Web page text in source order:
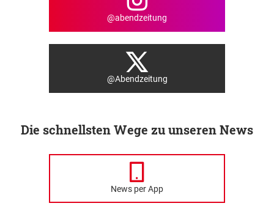
@abendzeitung
@Abendzeitung
Die schnellsten Wege zu unseren News
News per App